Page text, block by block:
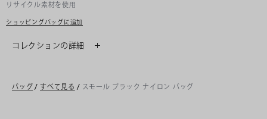
リサイクル素材を使用
ショッピングバッグに追加
コレクションの詳細
バッグ / すべて見る / スモール ブラック ナイロン バッグ